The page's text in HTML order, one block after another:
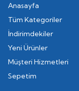
Anasayfa
Tüm Kategoriler
İndirimdekiler
Yeni Ürünler
Müşteri Hizmetleri
Sepetim